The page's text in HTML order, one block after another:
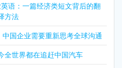
语：一篇经济类短文背后的翻
方法
中国企业需要重新思考全球沟通
全世界都在追赶中国汽车